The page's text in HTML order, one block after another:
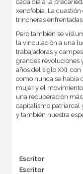
cada día a la
xenofobia. La
trincheras enfrentadas.
Pero también se
la vinculación a una
trabajadoras y
grandes revoluciones
años del siglo XXI,
como nunca se había
mujer y el
una recuperación
capitalismo patriarcal
y también nuestra
Escritor
Escritor